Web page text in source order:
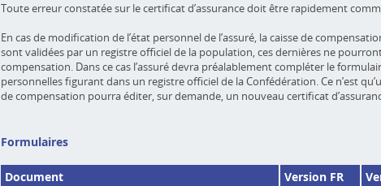
Toute erreur constatée sur le certificat d’assurance doit être rapidement
En cas de modification de l’état personnel de l’assuré, la caisse de
sont validées par un registre officiel de la population, ces dernières ne
compensation. Dans ce cas l’assuré devra préalablement compléter le
personnelles figurant dans un registre officiel de la Confédération. Ce n’est
de compensation pourra éditer, sur demande, un nouveau certificat
Formulaires
Document Version FR